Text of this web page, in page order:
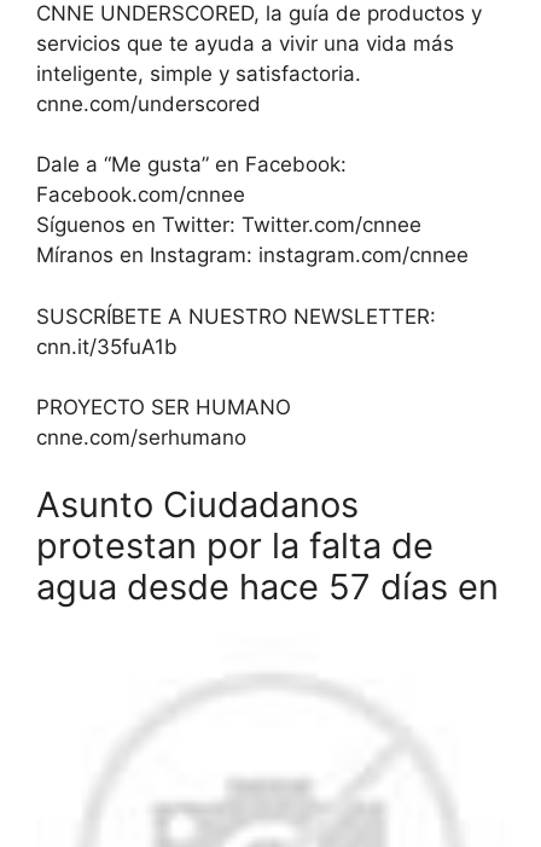
CNNE UNDERSCORED, la guía de productos y
servicios que te ayuda a vivir una vida más
inteligente, simple y satisfactoria.
cnne.com/underscored
Dale a “Me gusta” en Facebook:
Facebook.com/cnnee
Síguenos en Twitter: Twitter.com/cnnee
Míranos en Instagram: instagram.com/cnnee
SUSCRÍBETE A NUESTRO NEWSLETTER:
cnn.it/35fuA1b
PROYECTO SER HUMANO
cnne.com/serhumano
Asunto Ciudadanos
protestan por la falta de
agua desde hace 57 días en